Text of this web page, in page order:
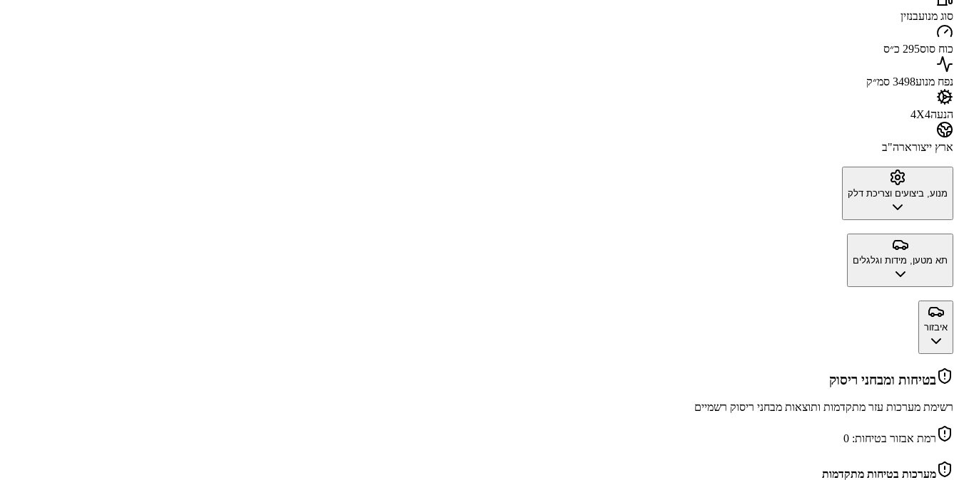
סוג מנועבנזין
כוח סוס295 כ״ס
נפח מנוע3498 סמ״ק
הנעה4X4
ארץ ייצורארה"ב
מנוע, ביצועים וצריכת דלק
תא מטען, מידות וגלגלים
איבזור
בטיחות ומבחני ריסוק
רשימת מערכות עזר מתקדמות ותוצאות מבחני ריסוק רשמיים
רמת אבזור בטיחות: 0
מערכות בטיחות מתקדמות